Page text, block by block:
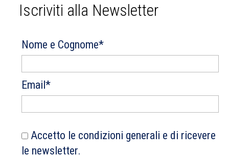
Iscriviti alla Newsletter
Nome e Cognome*
Email*
Accetto le condizioni generali e di ricevere
le newsletter.